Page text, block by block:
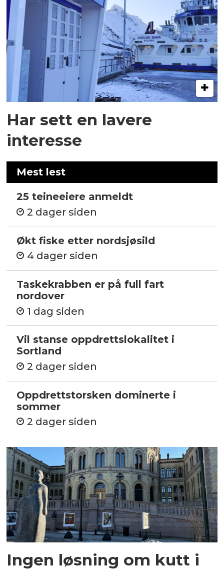
Har sett en lavere
interesse
Mest lest
25 teineeiere anmeldt
2 dager siden
Økt fiske etter nordsjøsild
4 dager siden
Taskekrabben er på full fart
nordover
1 dag siden
Vil stanse oppdrettslokalitet i
Sortland
2 dager siden
Oppdrettstorsken dominerte i
sommer
2 dager siden
Ingen løsning om kutt i